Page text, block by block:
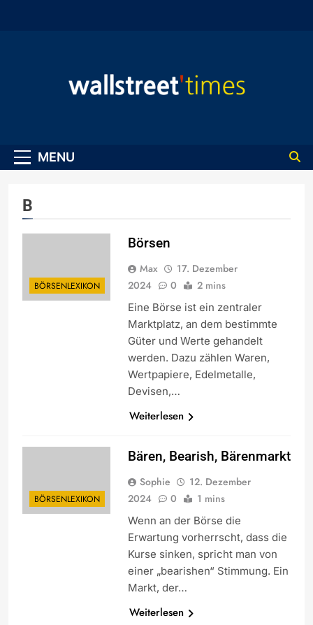
MENU
B
BÖRSENLEXIKON
Börsen
Max
17. Dezember
2024
0 2 mins
Eine Börse ist ein zentraler
Marktplatz, an dem bestimmte
Güter und Werte gehandelt
werden. Dazu zählen Waren,
Wertpapiere, Edelmetalle,
Devisen,…
Weiterlesen
BÖRSENLEXIKON
Bären, Bearish, Bärenmarkt
Sophie
12. Dezember
2024
0 1 mins
Wenn an der Börse die
Erwartung vorherrscht, dass die
Kurse sinken, spricht man von
einer „bearishen“ Stimmung. Ein
Markt, der…
Weiterlesen